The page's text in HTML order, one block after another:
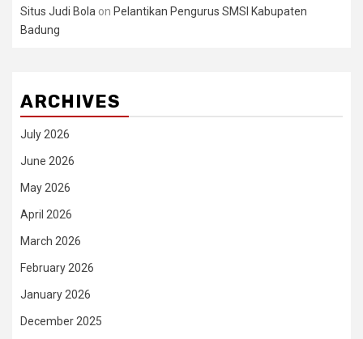
Situs Judi Bola on Pelantikan Pengurus SMSI Kabupaten
Badung
ARCHIVES
July 2026
June 2026
May 2026
April 2026
March 2026
February 2026
January 2026
December 2025